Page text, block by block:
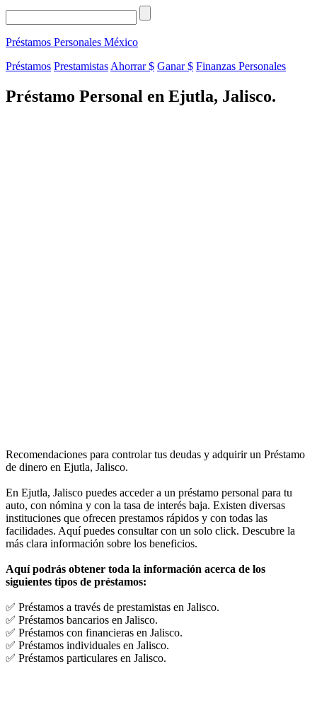
Préstamos Personales México
Préstamos Prestamistas Ahorrar $ Ganar $ Finanzas Personales
Préstamo Personal en Ejutla, Jalisco.
Recomendaciones para controlar tus deudas y adquirir un Préstamo
de dinero en Ejutla, Jalisco.
En Ejutla, Jalisco puedes acceder a un préstamo personal para tu
auto, con nómina y con la tasa de interés baja. Existen diversas
instituciones que ofrecen prestamos rápidos y con todas las
facilidades. Aquí puedes consultar con un solo click. Descubre la
más clara información sobre los beneficios.
Aquí podrás obtener toda la información acerca de los
siguientes tipos de préstamos:
✅ Préstamos a través de prestamistas en Jalisco.
✅ Préstamos bancarios en Jalisco.
✅ Préstamos con financieras en Jalisco.
✅ Préstamos individuales en Jalisco.
✅ Préstamos particulares en Jalisco.